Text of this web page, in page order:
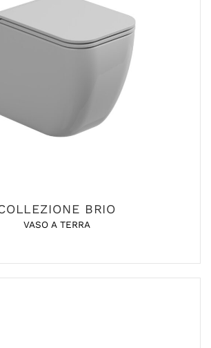
BRIO
VASO A TERRA